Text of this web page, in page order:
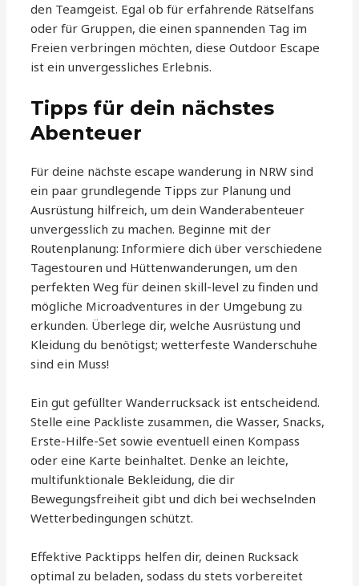
den Teamgeist. Egal ob für erfahrende Rätselfans
oder für Gruppen, die einen spannenden Tag im
Freien verbringen möchten, diese Outdoor Escape
ist ein unvergessliches Erlebnis.
Tipps für dein nächstes
Abenteuer
Für deine nächste escape wanderung in NRW sind
ein paar grundlegende Tipps zur Planung und
Ausrüstung hilfreich, um dein Wanderabenteuer
unvergesslich zu machen. Beginne mit der
Routenplanung: Informiere dich über verschiedene
Tagestouren und Hüttenwanderungen, um den
perfekten Weg für deinen skill-level zu finden und
mögliche Microadventures in der Umgebung zu
erkunden. Überlege dir, welche Ausrüstung und
Kleidung du benötigst; wetterfeste Wanderschuhe
sind ein Muss!
Ein gut gefüllter Wanderrucksack ist entscheidend.
Stelle eine Packliste zusammen, die Wasser, Snacks,
Erste-Hilfe-Set sowie eventuell einen Kompass
oder eine Karte beinhaltet. Denke an leichte,
multifunktionale Bekleidung, die dir
Bewegungsfreiheit gibt und dich bei wechselnden
Wetterbedingungen schützt.
Effektive Packtipps helfen dir, deinen Rucksack
optimal zu beladen, sodass du stets vorbereitet